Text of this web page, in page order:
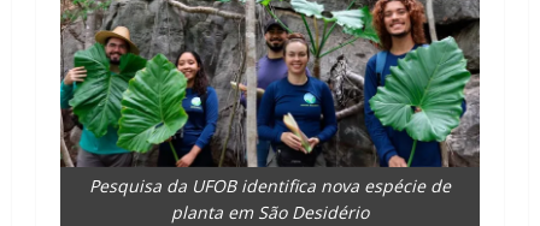
Pesquisa da UFOB identifica nova espécie de
planta em São Desidério